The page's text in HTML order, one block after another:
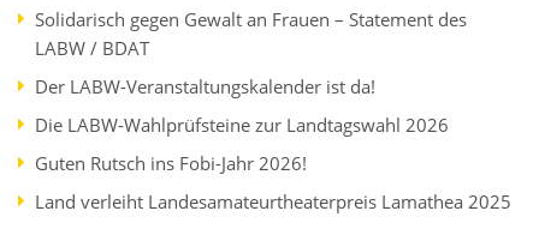
Solidarisch gegen Gewalt an Frauen – Statement des
LABW / BDAT
Der LABW-Veranstaltungskalender ist da!
Die LABW-Wahlprüfsteine zur Landtagswahl 2026
Guten Rutsch ins Fobi-Jahr 2026!
Land verleiht Landesamateurtheaterpreis Lamathea 2025